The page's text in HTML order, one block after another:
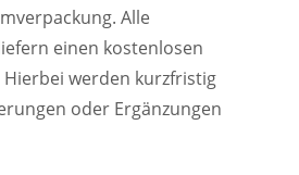
Alle
einen kostenlosen
werden kurzfristig
oder Ergänzungen